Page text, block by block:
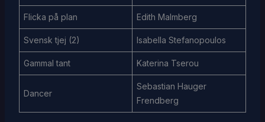
Flicka på plan Edith Malmberg
Svensk tjej (2) Isabella Stefanopoulos
Gammal tant Katerina Tserou
Dancer
Sebastian Hauger
Frendberg